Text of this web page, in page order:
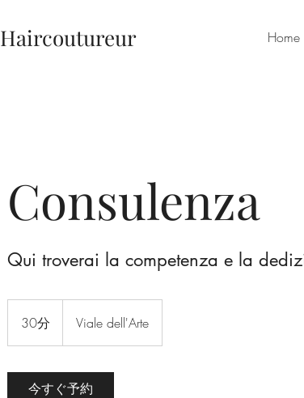
Haircoutureur Home
Consulenza
Qui troverai la competenza e la
30分
0
Viale dell'Arte
今すぐ予約